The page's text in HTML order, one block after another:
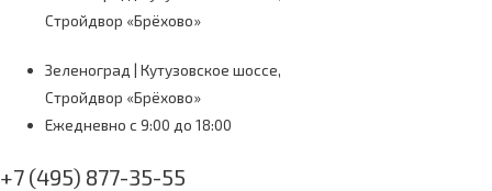
Стройдвор «Брёхово»
Зеленоград | Кутузовское шоссе,
Стройдвор «Брёхово»
Ежедневно с 9:00 до 18:00
+7 (495) 877-35-55